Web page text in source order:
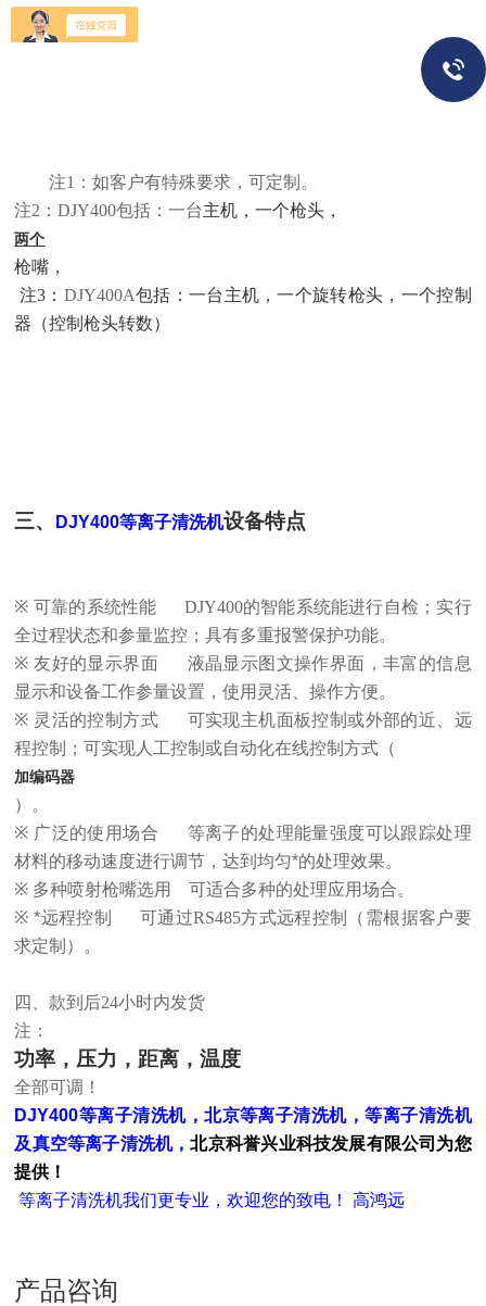
注1 ：如客户有特殊要求，可定制。
注2 ：DJY400包括：一台主机，一个枪头，
两个
枪嘴，
注3 ： DJY400A包括：一台主机，一个旋转枪头，一个控制
器（控制枪头转数）
三、 DJY400等离子清洗机设备特点
※ 可靠的系统性能 DJY400的智能系统能进行自检；实行
全过程状态和参量监控；具有多重报警保护功能。
※ 友好的显示界面
液晶显示图文操作界面，丰富的信息
显示和设备工作参量设置，使用灵活、操作方便。
※ 灵活的控制方式
可实现主机面板控制或外部的近、远
程控制；可实现人工控制或自动化在线控制方式（
加编码器
）。
※ 广泛的使用场合
等离子的处理能量强度可以跟踪处理
材料的移动速度进行调节，达到均匀*的处理效果。
※ 多种喷射枪嘴选用
可适合多种的处理应用场合。
※ *远程控制 可通过RS485方式远程控制（需根据客户要
求定制）。
四、款到后24小时内发货
注：
功率，压力，距离，温度
全部可调！
DJY400等离子清洗机，北京等离子清洗机，等离子清洗机
及真空等离子清洗机，北京科誉兴业科技发展有限公司为您
提供！
等离子清洗机我们更专业，欢迎您的致电！ 高鸿远
产品咨询